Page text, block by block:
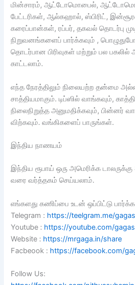
மின்சாரம், ஆட்டோமொபைல்,
பேட்டரிகள், ஆல்கஹால், ஸ்பிரிட்,
கரைப்பான்கள், ரப்பர், தகவல் தொடர்பு
நிறுவனங்களைப் பார்க்கவும் ,
தொடர்பான பிரிவுகள் மற்றும் பல
காட்டலாம்.
எந்த நேரத்திலும் நிலையற்ற தன்மை
சாத்தியமாகும். டிப்ஸில் வாங்கவும்,
நிலைநிறுத்த அனுமதிக்கவும், பின்னர்
விற்கவும். வங்கிகளைப் பாருங்கள்.
இந்திய நாணயம்
இந்திய ரூபாய் ஒரு அமெரிக்க
வரை வர்த்தகம் செய்யலாம்.
எங்களது கணிப்பை உடன் ஒப்பிட்டு
Telegram : https://teelgram.me/
Youtube : https://youtube.com/
Website : https://mrgaga.in/share
Facbeook : https://facebook.com/
Follow Us: